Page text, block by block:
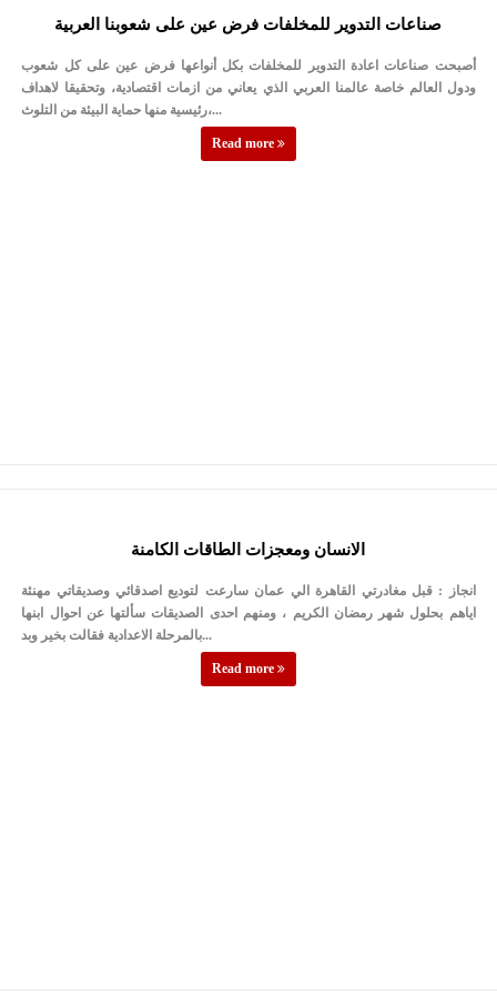
صناعات التدوير للمخلفات فرض عين على شعوبنا العربية
أصبحت صناعات اعادة التدوير للمخلفات بكل أنواعها فرض عين على كل شعوب
ودول العالم خاصة عالمنا العربي الذي يعاني من ازمات اقتصادية، وتحقيقا لاهداف
رئيسية منها حماية البيئة من التلوث،...
Read more
‎الانسان ومعجزات الطاقات الكامنة
اياهم بحلول شهر رمضان الكريم ، ومنهم احدى الصديقات سألتها عن احوال ابنها
بالمرحلة الاعدادية فقالت بخير وبد...
Read more